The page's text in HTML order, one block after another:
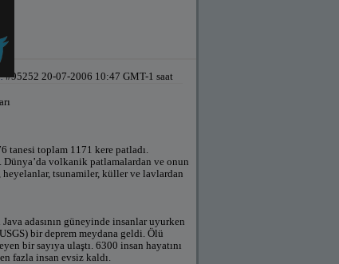
#95252 20-07-2006 10:47 GMT-1 saat
tanesi toplam 1171 kere patladı.
volkanik patlamalardan ve onun
heyelanlar, tsunamiler, küller ve lavlardan
adasının güneyinde insanlar uyurken
bir deprem meydana geldi. Ölü
bir sayıya ulaştı. 6300 insan hayatını
fazla insan evsiz kaldı.